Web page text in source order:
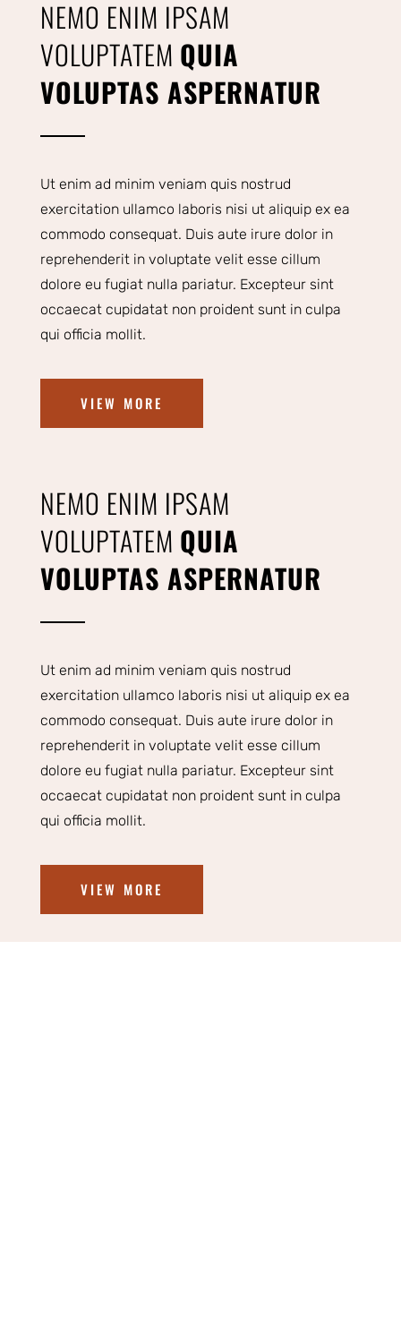
NEMO ENIM IPSAM
VOLUPTATEM QUIA
VOLUPTAS ASPERNATUR
Ut enim ad minim veniam quis nostrud
exercitation ullamco laboris nisi ut aliquip ex ea
commodo consequat. Duis aute irure dolor in
reprehenderit in voluptate velit esse cillum
dolore eu fugiat nulla pariatur. Excepteur sint
occaecat cupidatat non proident sunt in culpa
qui officia mollit.
VIEW MORE
NEMO ENIM IPSAM
VOLUPTATEM QUIA
VOLUPTAS ASPERNATUR
Ut enim ad minim veniam quis nostrud
exercitation ullamco laboris nisi ut aliquip ex ea
commodo consequat. Duis aute irure dolor in
reprehenderit in voluptate velit esse cillum
dolore eu fugiat nulla pariatur. Excepteur sint
occaecat cupidatat non proident sunt in culpa
qui officia mollit.
VIEW MORE